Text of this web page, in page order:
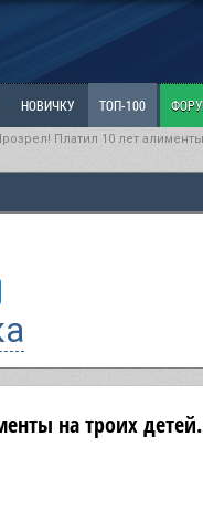
НОВИЧКУ ТОП-100
Ветка: Наболевшее. Выскажись!
Платил 10 лет
на троих